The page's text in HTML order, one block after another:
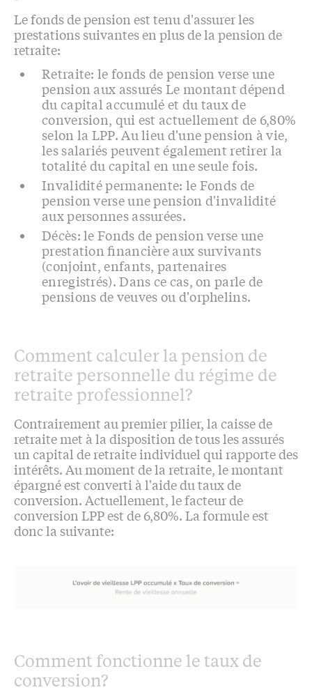
Le fonds de pension est tenu d'assurer les
prestations suivantes en plus de la pension de
retraite:
Retraite: le fonds de pension verse une
pension aux assurés Le montant dépend
du capital accumulé et du taux de
conversion, qui est actuellement de 6,80%
selon la LPP. Au lieu d'une pension à vie,
les salariés peuvent également retirer la
totalité du capital en une seule fois.
Invalidité permanente: le Fonds de
pension verse une pension d'invalidité
aux personnes assurées.
Décès: le Fonds de pension verse une
prestation financière aux survivants
(conjoint, enfants, partenaires
enregistrés). Dans ce cas, on parle de
pensions de veuves ou d'orphelins.
Comment calculer la pension de
retraite personnelle du régime de
retraite professionnel?
Contrairement au premier pilier, la caisse de
retraite met à la disposition de tous les assurés
un capital de retraite individuel qui rapporte des
intérêts. Au moment de la retraite, le montant
épargné est converti à l'aide du taux de
conversion. Actuellement, le facteur de
conversion LPP est de 6,80%. La formule est
donc la suivante:
Comment fonctionne le taux de
conversion?